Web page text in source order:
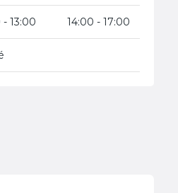
13:00 14:00 - 17:00